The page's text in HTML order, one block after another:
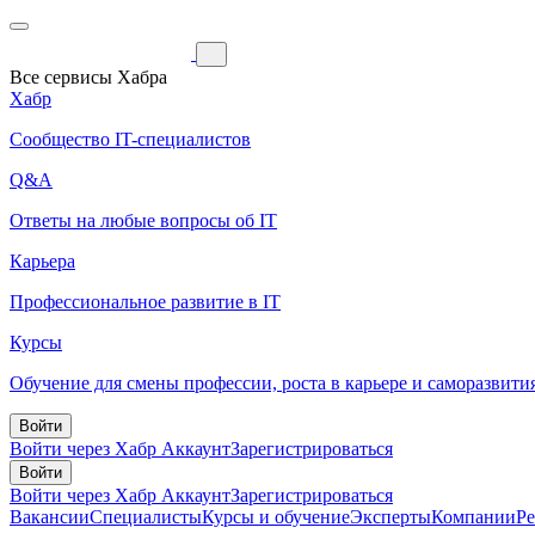
Все сервисы Хабра
Хабр
Сообщество IT-специалистов
Q&A
Ответы на любые вопросы об IT
Карьера
Профессиональное развитие в IT
Курсы
Обучение для смены профессии, роста в карьере и
Войти
Войти через Хабр АккаунтЗарегистрироваться
Войти
Войти через Хабр АккаунтЗарегистрироваться
ВакансииСпециалистыКурсы и обучениеЭкспертыКомпании